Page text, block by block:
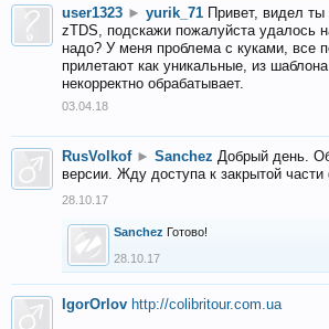
user1323 ► yurik_71 Привет, видел ты
zTDS, подскажи пожалуйста удалось
надо? У меня проблема с куками, все
прилетают как уникальные, из
некорректно обрабатывает.
03.04.18
RusVolkof ► Sanchez Добрый день.
версии. Жду доступа к закрытой
28.10.17
Sanchez Готово!
28.10.17
IgorOrlov http://colibritour.com.ua